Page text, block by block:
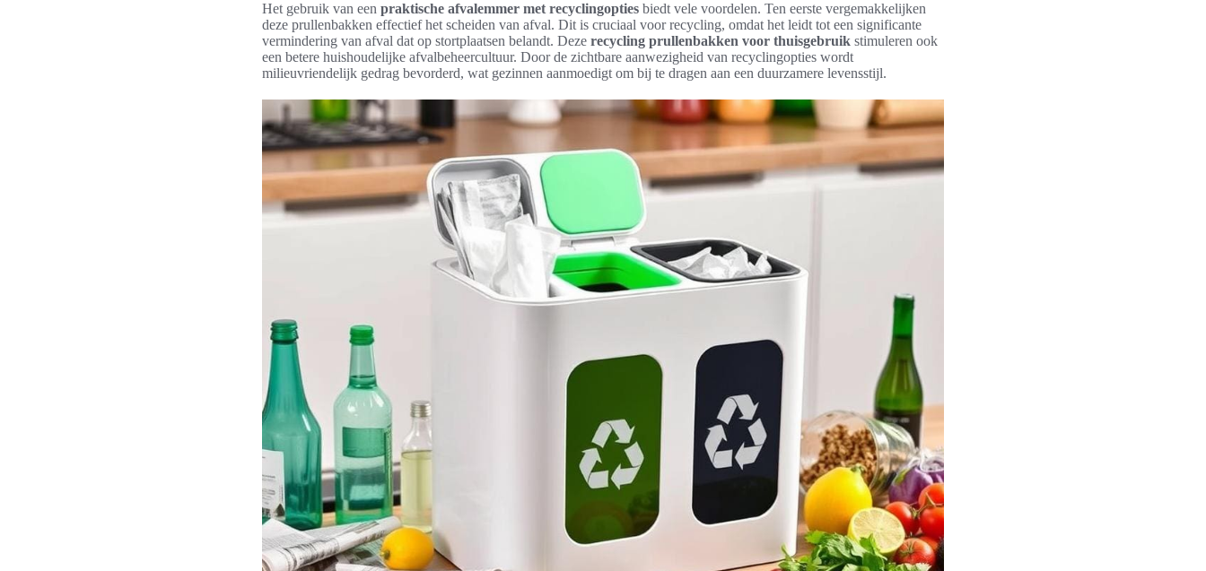
Het gebruik van een praktische afvalemmer met recyclingopties biedt vele voordelen. Ten eerste vergemakkelijken
deze prullenbakken effectief het scheiden van afval. Dit is cruciaal voor recycling, omdat het leidt tot een significante
vermindering van afval dat op stortplaatsen belandt. Deze recycling prullenbakken voor thuisgebruik stimuleren ook
een betere huishoudelijke afvalbeheercultuur. Door de zichtbare aanwezigheid van recyclingopties wordt
milieuvriendelijk gedrag bevorderd, wat gezinnen aanmoedigt om bij te dragen aan een duurzamere levensstijl.